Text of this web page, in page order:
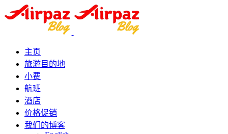
主页
旅游目的地
小费
航班
酒店
价格促销
我们的博客